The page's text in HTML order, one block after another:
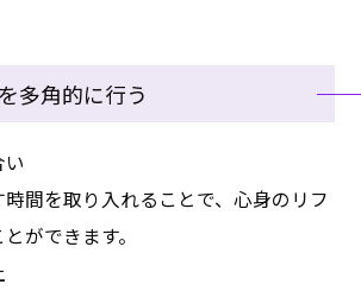
多角的に行う
間を取り入れることで、心身のリフ
ができます。